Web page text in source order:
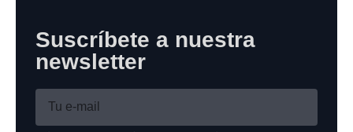
Suscríbete a nuestra
newsletter